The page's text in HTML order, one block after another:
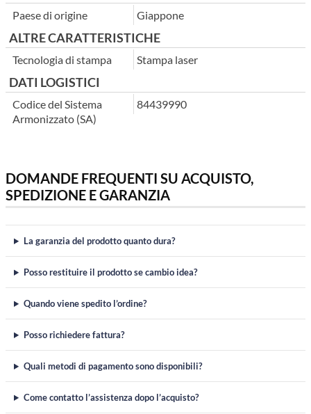
Paese di origine Giappone
ALTRE CARATTERISTICHE
Tecnologia di stampa Stampa laser
DATI LOGISTICI
Codice del Sistema
Armonizzato (SA)
84439990
DOMANDE FREQUENTI SU ACQUISTO,
SPEDIZIONE E GARANZIA
La garanzia del prodotto quanto dura?
Posso restituire il prodotto se cambio idea?
Quando viene spedito l’ordine?
Posso richiedere fattura?
Quali metodi di pagamento sono disponibili?
Come contatto l’assistenza dopo l’acquisto?